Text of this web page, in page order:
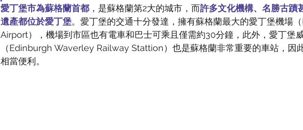
愛丁堡市為蘇格蘭首都 ，是蘇格蘭第2大的城市，而許多文化機構、名勝古蹟
遺產都位於愛丁堡。愛丁堡的交通十分發達，擁有蘇格蘭最大的愛丁堡機場
Airport），機場到市區也有電車和巴士可乘且僅需約30分鐘，此外，愛丁堡
（Edinburgh Waverley Railway Stattion）也是蘇格蘭非常重要的車站，因
相當便利。